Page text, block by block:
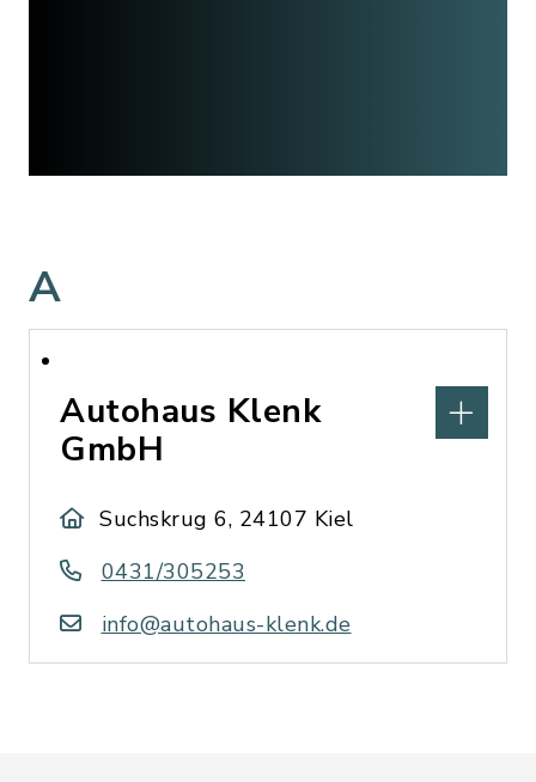
A
Autohaus Klenk
GmbH
Suchskrug 6, 24107 Kiel
0431/305253
info@autohaus-klenk.de